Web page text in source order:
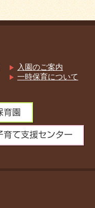
入園のご案内
一時保育について